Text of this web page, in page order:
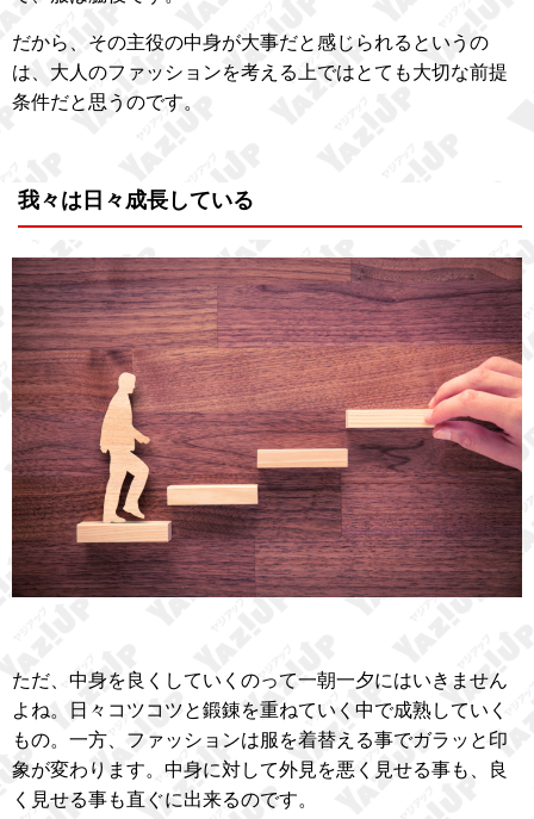
だから、その主役の中身が大事だと感じられるというの
は、大人のファッションを考える上ではとても大切な前提
条件だと思うのです。
我々は日々成長している
ただ、中身を良くしていくのって一朝一夕にはいきません
よね。日々コツコツと鍛錬を重ねていく中で成熟していく
もの。一方、ファッションは服を着替える事でガラッと印
象が変わります。中身に対して外見を悪く見せる事も、良
く見せる事も直ぐに出来るのです。